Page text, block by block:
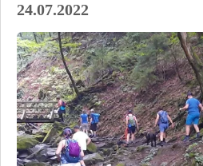
24.07.2022